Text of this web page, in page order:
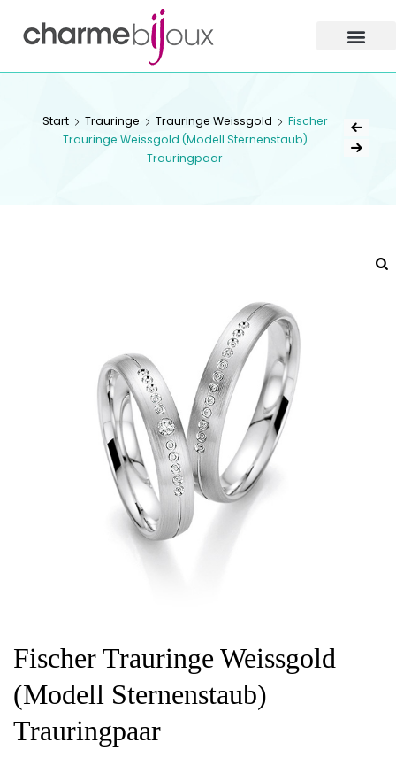
Bijoux
ZOFINGEN
Start Trauringe Trauringe Weissgold
Fischer
Trauringe Weissgold (Modell Sternenstaub)
Trauringpaar
Fischer Trauringe Weissgold
(Modell Sternenstaub)
Trauringpaar